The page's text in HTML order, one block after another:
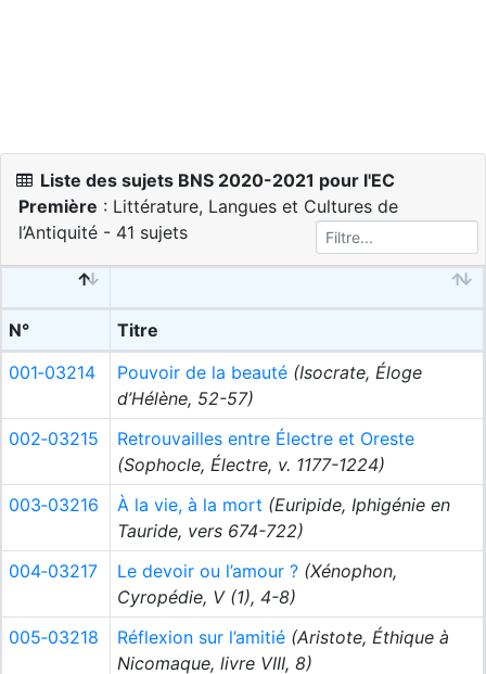
Liste des sujets BNS 2020-2021 pour l'EC
Première : Littérature, Langues et Cultures de
l’Antiquité - 41 sujets
N°
Titre
001‑03214
Pouvoir de la beauté (Isocrate, Éloge
d’Hélène, 52-57)
002‑03215
Retrouvailles entre Électre et Oreste
(Sophocle, Électre, v. 1177-1224)
003‑03216
À la vie, à la mort (Euripide, Iphigénie en
Tauride, vers 674-722)
004‑03217
Le devoir ou l’amour ? (Xénophon,
Cyropédie, V (1), 4-8)
005‑03218
Réflexion sur l’amitié (Aristote, Éthique à
Nicomaque, livre VIII, 8)